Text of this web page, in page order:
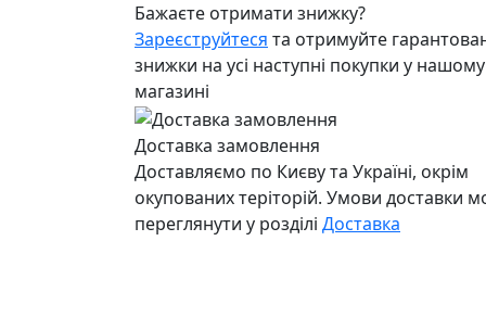
Бажаєте отримати знижку?
Зареєструйтеся та отримуйте
знижки на усі наступні покупки у нашому
магазині
Доставка замовлення
Доставляємо по Києву та Україні, окрім
окупованих теріторій. Умови доставки
переглянути у розділі Доставка